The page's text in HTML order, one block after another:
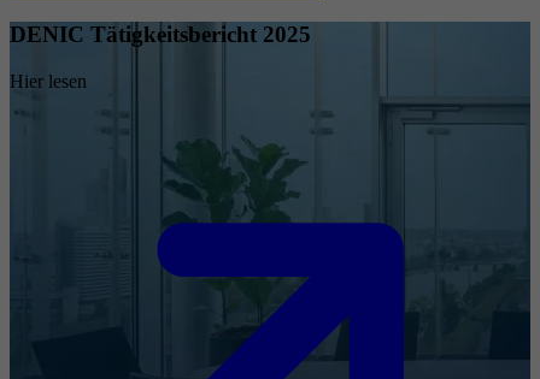
DENIC Tätigkeitsbericht 2025
Hier lesen